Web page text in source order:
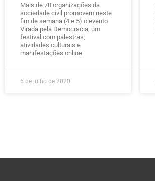
Mais de 70 organizações da
sociedade civil promovem neste
fim de semana (4 e 5) o evento
Virada pela Democracia, um
festival com palestras,
atividades culturais e
manifestações online.
6 de julho de 2020